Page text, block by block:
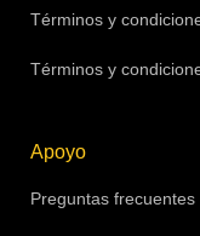
Términos y
Términos y
Apoyo
Preguntas frecuentes